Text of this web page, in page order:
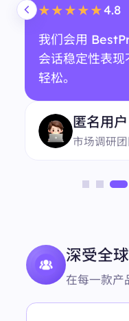
★★★★★4.8
我们会用
会话稳定性表
轻松。
匿名用户
市场调研团
深受全
在每一款产